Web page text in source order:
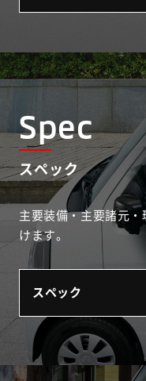
Spec
スペック
主要装備・主要諸元
けます。
スペック